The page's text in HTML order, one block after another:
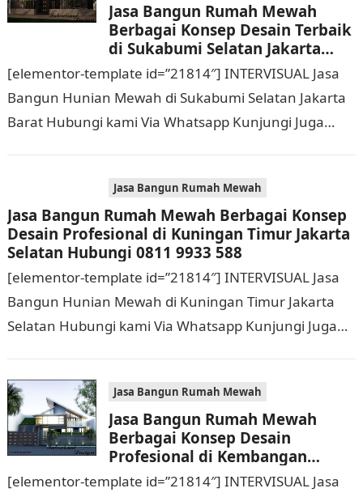
Jasa Bangun Rumah Mewah
Berbagai Konsep Desain Terbaik
di Sukabumi Selatan Jakarta
Barat Hubungi 0811 9933 588
[elementor-template id=”21814″] INTERVISUAL Jasa
Bangun Hunian Mewah di Sukabumi Selatan Jakarta
Barat Hubungi kami Via Whatsapp Kunjungi Juga
Jasa Bangun Rumah Mewah
Jasa Bangun Rumah Mewah Berbagai Konsep
Desain Profesional di Kuningan Timur Jakarta
Selatan Hubungi 0811 9933 588
[elementor-template id=”21814″] INTERVISUAL Jasa
Bangun Hunian Mewah di Kuningan Timur Jakarta
Selatan Hubungi kami Via Whatsapp Kunjungi Juga
Jasa Bangun Rumah Mewah
Jasa Bangun Rumah Mewah
Berbagai Konsep Desain
Profesional di Kembangan
Jakarta Barat Hubungi 0811
9933 588
[elementor-template id=”21814″] INTERVISUAL Jasa